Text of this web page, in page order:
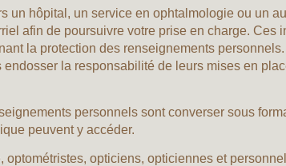
un hôpital, un service en ophtalmologie ou un
afin de poursuivre votre prise en charge. Ces
la protection des renseignements
la responsabilité de leurs mises en
personnels sont converser sous
peuvent y accéder.
optométristes, opticiens, opticiennes et